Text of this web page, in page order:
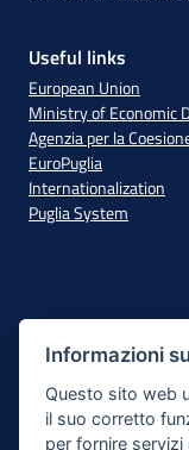
Useful links
European Union
Ministry of Economic
Agenzia per la
EuroPuglia
Internationalization
Puglia System
2014/2020 - Axis XIII
Accessibility
Informazioni
Questo sito web
il suo corretto
per fornire